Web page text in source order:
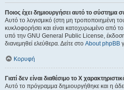
Ποιος έχει δημιουργήσει αυτό το σύστημα
Αυτό το λογισμικό (στη μη τροποποιημένη
κυκλοφορήσει και είναι κατοχυρωμένο από το
υπό την GNU General Public License,
διανεμηθεί ελεύθερα. Δείτε στο About phpBB
Κορυφή
Γιατί δεν είναι διαθέσιμο το Χ
Αυτό το πρόγραμμα δημιουργήθηκε και η